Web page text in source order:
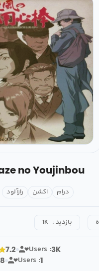
no Youjinbou
درام اکشن رازآلود
بازدید : 1K
7.2 Users :3K
8 Users :1